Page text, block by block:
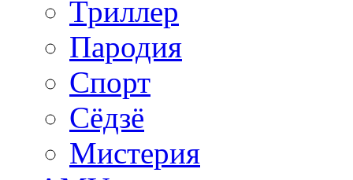
Триллер
Пародия
Спорт
Сёдзё
Мистерия